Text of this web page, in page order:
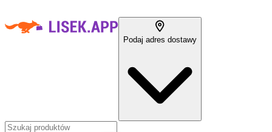
Podaj adres dostawy